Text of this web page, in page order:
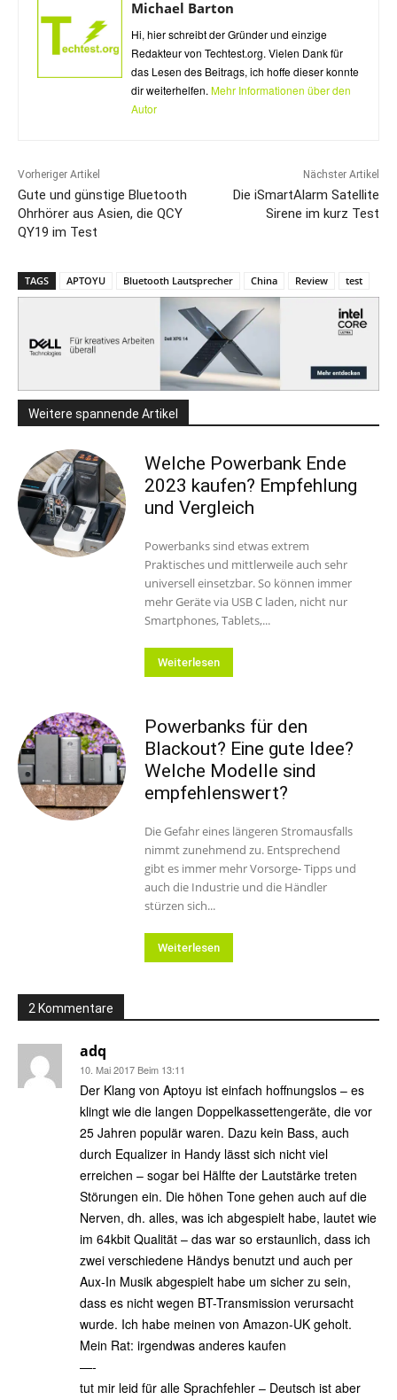
Michael Barton
Hi, hier schreibt der Gründer und einzige
Redakteur von Techtest.org. Vielen Dank für
das Lesen des Beitrags, ich hoffe dieser konnte
dir weiterhelfen.Mehr Informationen über den
Autor
Vorheriger Artikel
Gute und günstige Bluetooth
Ohrhörer aus Asien, die QCY
QY19 im Test
Nächster Artikel
Die iSmartAlarm Satellite
Sirene im kurz Test
TAGS APTOYU Bluetooth Lautsprecher China Review test
Weitere spannende Artikel
Welche Powerbank Ende
2023 kaufen? Empfehlung
und Vergleich
Powerbanks sind etwas extrem
Praktisches und mittlerweile auch sehr
universell einsetzbar. So können immer
mehr Geräte via USB C laden, nicht nur
Smartphones, Tablets,...
Weiterlesen
Powerbanks für den
Blackout? Eine gute Idee?
Welche Modelle sind
empfehlenswert?
Die Gefahr eines längeren Stromausfalls
nimmt zunehmend zu. Entsprechend
gibt es immer mehr Vorsorge- Tipps und
auch die Industrie und die Händler
stürzen sich...
Weiterlesen
2 Kommentare
adq
10. Mai 2017 Beim 13:11
Der Klang von Aptoyu ist einfach hoffnungslos – es
klingt wie die langen Doppelkassettengeräte, die vor
25 Jahren populär waren. Dazu kein Bass, auch
durch Equalizer in Handy lässt sich nicht viel
erreichen – sogar bei Hälfte der Lautstärke treten
Störungen ein. Die höhen Tone gehen auch auf die
Nerven, dh. alles, was ich abgespielt habe, lautet wie
im 64kbit Qualität – das war so erstaunlich, dass ich
zwei verschiedene Händys benutzt und auch per
Aux-In Musik abgespielt habe um sicher zu sein,
dass es nicht wegen BT-Transmission verursacht
wurde. Ich habe meinen von Amazon-UK geholt.
Mein Rat: irgendwas anderes kaufen
—-
tut mir leid für alle Sprachfehler – Deutsch ist aber